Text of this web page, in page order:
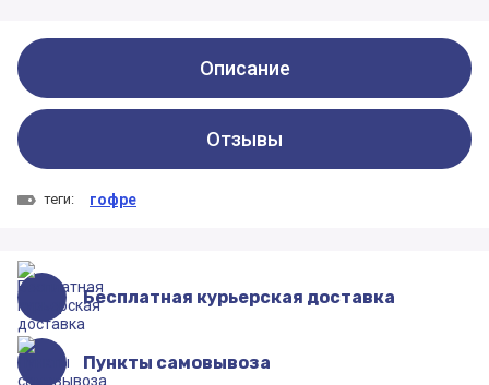
Описание
Отзывы
теги: гофре
Бесплатная курьерская доставка
Пункты самовывоза